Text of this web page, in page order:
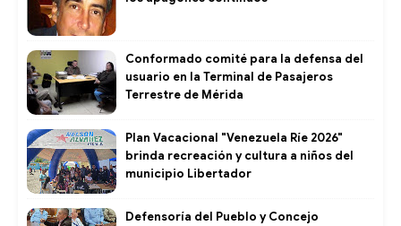
Conformado comité para la defensa del
usuario en la Terminal de Pasajeros
Terrestre de Mérida
Plan Vacacional "Venezuela Ríe 2026"
brinda recreación y cultura a niños del
municipio Libertador
Defensoría del Pueblo y Concejo